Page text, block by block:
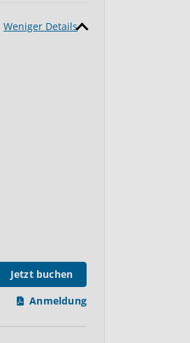
Weniger Details
Jetzt buchen
Anmeldung